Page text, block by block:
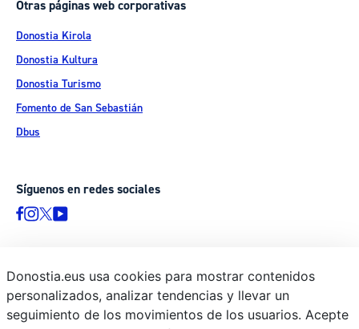
Otras páginas web corporativas
Donostia Kirola
Donostia Kultura
Donostia Turismo
Fomento de San Sebastián
Dbus
Síguenos en redes sociales
© Donostiako Udala - Ayuntamiento de Donostia / San Sebastián
Ijentea 1, 20003 Donostia / San Sebastián
Donostia.eus usa cookies para mostrar contenidos
personalizados, analizar tendencias y llevar un
seguimiento de los movimientos de los usuarios. Acepte